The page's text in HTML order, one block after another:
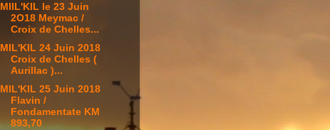
MIIL'KIL le 23 Juin
2O18 Meymac /
Croix de Chelles...
MIL'KIL 24 Juin 2018
Croix de Chelles (
Aurillac )...
MIL'KIL 25 Juin 2018
Flavin /
Fondamentate KM
893,70